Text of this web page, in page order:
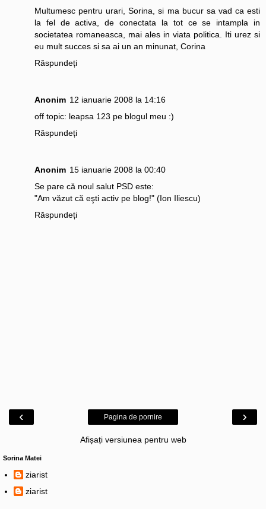
Multumesc pentru urari, Sorina, si ma bucur sa vad ca esti
la fel de activa, de conectata la tot ce se intampla in
societatea romaneasca, mai ales in viata politica. Iti urez si
eu mult succes si sa ai un an minunat, Corina
Răspundeți
Anonim 12 ianuarie 2008 la 14:16
off topic: leapsa 123 pe blogul meu :)
Răspundeți
Anonim 15 ianuarie 2008 la 00:40
Se pare că noul salut PSD este:
"Am văzut că eşti activ pe blog!" (Ion Iliescu)
Răspundeți
‹ ›
Pagina de pornire
Afișați versiunea pentru web
Sorina Matei
ziarist
ziarist